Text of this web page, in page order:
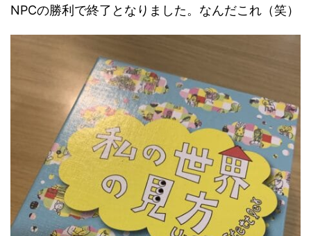
NPCの勝利で終了となりました。なんだこれ（笑）